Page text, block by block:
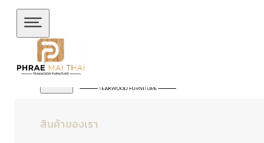
ข้ามไปยังเนื้อหาหลัก
สินค้าของเรา